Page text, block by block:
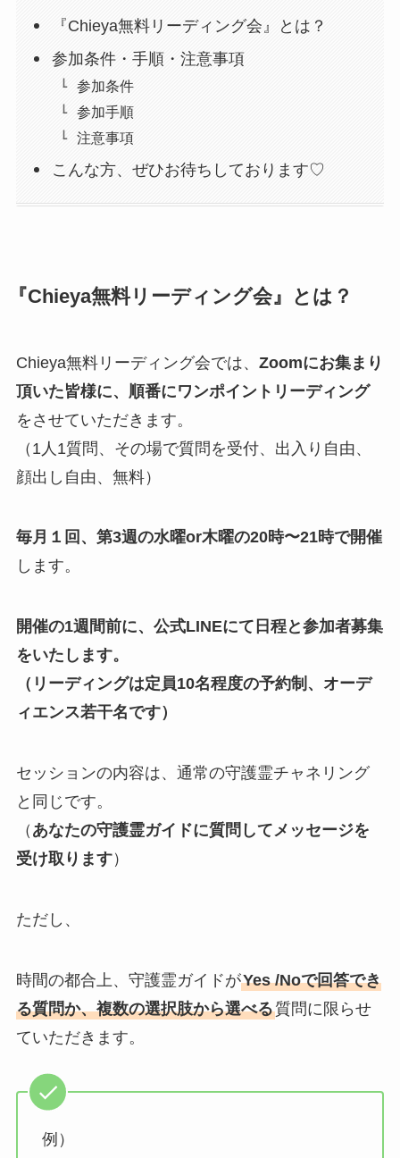
『Chieya無料リーディング会』とは？
参加条件・手順・注意事項
参加条件
参加手順
注意事項
こんな方、ぜひお待ちしております♡
『Chieya無料リーディング会』とは？
Chieya無料リーディング会では、 Zoomにお集まり
頂いた皆様に、順番にワンポイントリーディング
をさせていただきます。
（1人1質問、その場で質問を受付、出入り自由、
顔出し自由、無料）
毎月１回、第3週の水曜or木曜の20時〜21時で開催
します。
開催の1週間前に、公式LINEにて日程と参加者募集
をいたします。
（リーディングは定員10名程度の予約制、オーデ
ィエンス若干名です）
セッションの内容は、通常の守護霊チャネリング
と同じです。
（ あなたの守護霊ガイドに質問してメッセージを
受け取ります）
ただし、
時間の都合上、守護霊ガイドがYes /Noで回答でき
る質問か、複数の選択肢から選べる質問に限らせ
ていただきます。
例）